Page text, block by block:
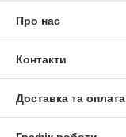
Про нас
Контакти
Доставка та оплата